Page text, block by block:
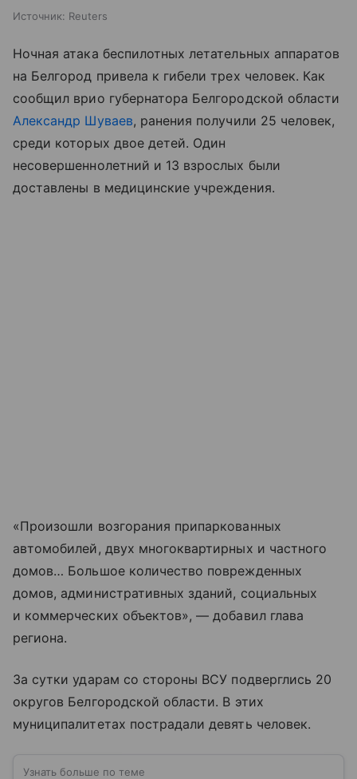
Источник: Reuters
Ночная атака беспилотных летательных аппаратов
на Белгород привела к гибели трех человек. Как
сообщил врио губернатора Белгородской области
Александр Шуваев, ранения получили 25 человек,
среди которых двое детей. Один
несовершеннолетний и 13 взрослых были
доставлены в медицинские учреждения.
«Произошли возгорания припаркованных
автомобилей, двух многоквартирных и частного
домов… Большое количество поврежденных
домов, административных зданий, социальных
и коммерческих объектов», — добавил глава
региона.
За сутки ударам со стороны ВСУ подверглись 20
округов Белгородской области. В этих
муниципалитетах пострадали девять человек.
Узнать больше по теме